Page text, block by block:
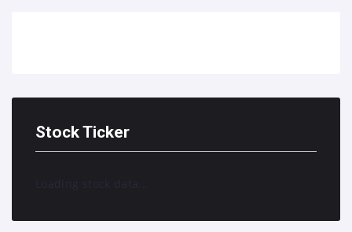
Stock Ticker
Loading stock data...